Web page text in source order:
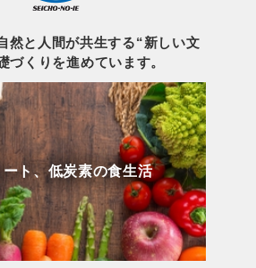
然と人間が共生する“新しい文
づくりを進めています。
ト、低炭素の食生活